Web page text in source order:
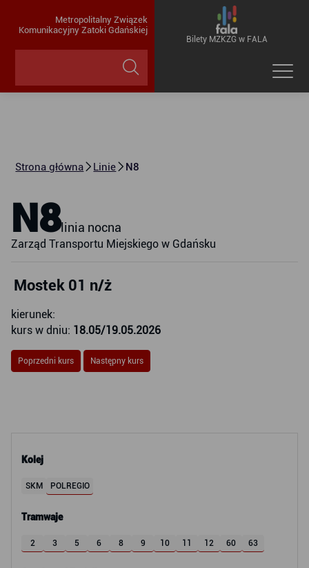
Metropolitalny Związek
Komunikacyjny Zatoki Gdańskiej
Bilety MZKZG w FALA
Strona główna Linie N8
Kolej
SKM POLREGIO
Tramwaje
2 3 5 6 8 9 10 11 12 60 63
N8linia nocna
Zarząd Transportu Miejskiego w Gdańsku
Mostek 01 n/ż
kierunek:
kurs w dniu: 18.05/19.05.2026
Poprzedni kurs Następny kurs